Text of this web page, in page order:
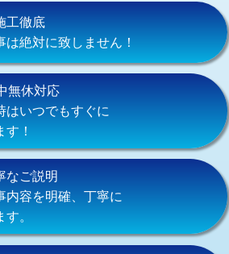
壁付・デッキ
16,500円+材料費
水トラップ
）
品）
）
栓） 16,500円
・分岐水栓） 16,500円
工徹底
は絶対に致しません！
無休対応
はいつでもすぐに
！
なご説明
内容を明確、丁寧に
。